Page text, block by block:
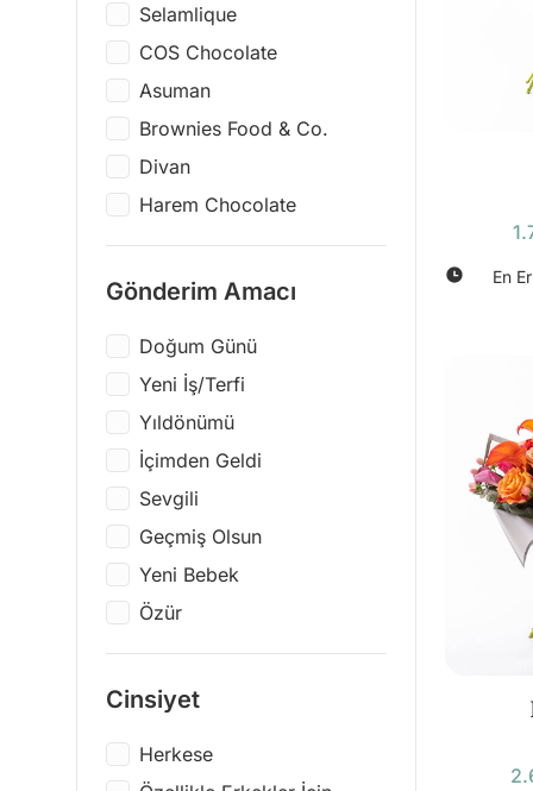
Hobi & Oyun
Elektronik
Çay ve Kahve Demleme
Ev & Dekor
Konsept Hediye Setleri
Spa & Wellness
Plak
Vazo & Saksı
Selamlique
COS Chocolate
Asuman
Brownies Food & Co.
Divan
Harem Chocolate
Godiva
Elit
Swissôtel The Bosphorus
Atelier Rebul
Chocco'm
Roger & Gallet
Bialetti
Funko
Hasbro
JBL
LEGO
Scrikss
Epinox
Gönderim Amacı
Doğum Günü
Yeni İş/Terfi
Yıldönümü
İçimden Geldi
Sevgili
Geçmiş Olsun
Yeni Bebek
Özür
Kendim İçin
Yanındayım
Düğün Tebriği
Cinsiyet
Herkese
En